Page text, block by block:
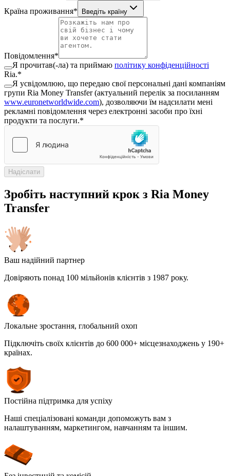
Країна проживання* Введіть країну
Повідомлення*
Я прочитав(-ла) та приймаю політику конфіденційності
Ria.*
Я усвідомлюю, що передаю свої персональні дані компаніям
групи Ria Money Transfer (актуальний перелік за посиланням
www.euronetworldwide.com), дозволяючи їм надсилати мені
рекламні повідомлення через електронні засоби про їхні
продукти та послуги.*
Надіслати
Зробіть наступний крок з Ria Money
Transfer
Ваш надійний партнер
Довіряють понад 100 мільйонів клієнтів з 1987 року.
Локальне зростання, глобальний охоп
Підключіть своїх клієнтів до 600 000+ місцезнаходжень у 190+
країнах.
Постійна підтримка для успіху
Наші спеціалізовані команди допоможуть вам з
налаштуванням, маркетингом, навчанням та іншим.